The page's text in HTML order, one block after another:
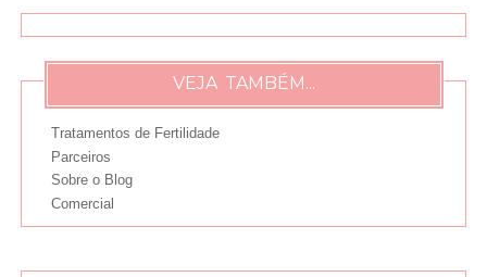
VEJA TAMBÉM...
Tratamentos de Fertilidade
Parceiros
Sobre o Blog
Comercial